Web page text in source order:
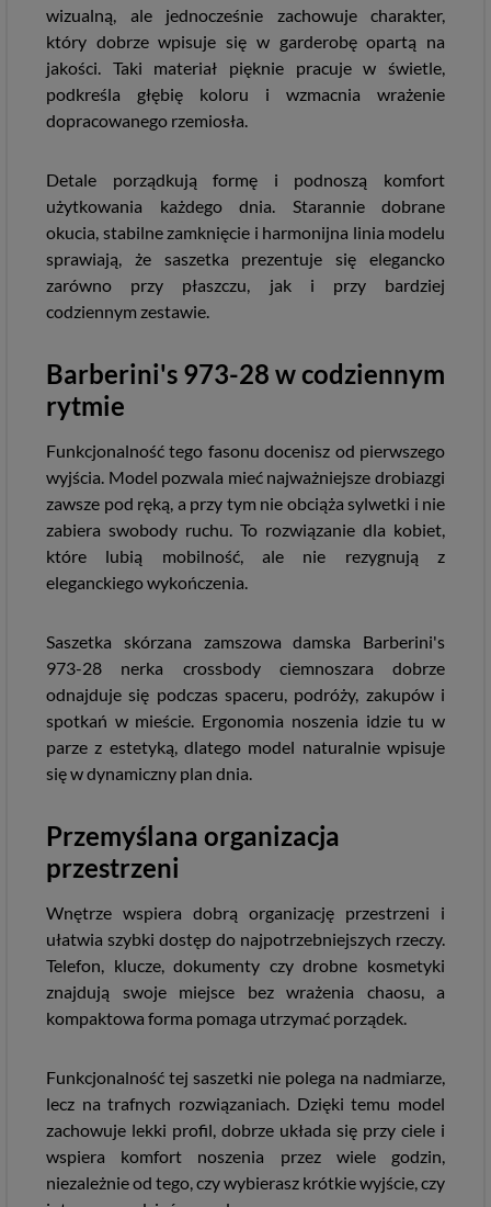
wizualną, ale jednocześnie zachowuje charakter,
który dobrze wpisuje się w garderobę opartą na
jakości. Taki materiał pięknie pracuje w świetle,
podkreśla głębię koloru i wzmacnia wrażenie
dopracowanego rzemiosła.
Detale porządkują formę i podnoszą komfort
użytkowania każdego dnia. Starannie dobrane
okucia, stabilne zamknięcie i harmonijna linia modelu
sprawiają, że saszetka prezentuje się elegancko
zarówno przy płaszczu, jak i przy bardziej
codziennym zestawie.
Barberini's 973-28 w codziennym
rytmie
Funkcjonalność tego fasonu docenisz od pierwszego
wyjścia. Model pozwala mieć najważniejsze drobiazgi
zawsze pod ręką, a przy tym nie obciąża sylwetki i nie
zabiera swobody ruchu. To rozwiązanie dla kobiet,
które lubią mobilność, ale nie rezygnują z
eleganckiego wykończenia.
Saszetka skórzana zamszowa damska Barberini's
973-28 nerka crossbody ciemnoszara dobrze
odnajduje się podczas spaceru, podróży, zakupów i
spotkań w mieście. Ergonomia noszenia idzie tu w
parze z estetyką, dlatego model naturalnie wpisuje
się w dynamiczny plan dnia.
Przemyślana organizacja
przestrzeni
Wnętrze wspiera dobrą organizację przestrzeni i
ułatwia szybki dostęp do najpotrzebniejszych rzeczy.
Telefon, klucze, dokumenty czy drobne kosmetyki
znajdują swoje miejsce bez wrażenia chaosu, a
kompaktowa forma pomaga utrzymać porządek.
Funkcjonalność tej saszetki nie polega na nadmiarze,
lecz na trafnych rozwiązaniach. Dzięki temu model
zachowuje lekki profil, dobrze układa się przy ciele i
wspiera komfort noszenia przez wiele godzin,
niezależnie od tego, czy wybierasz krótkie wyjście, czy